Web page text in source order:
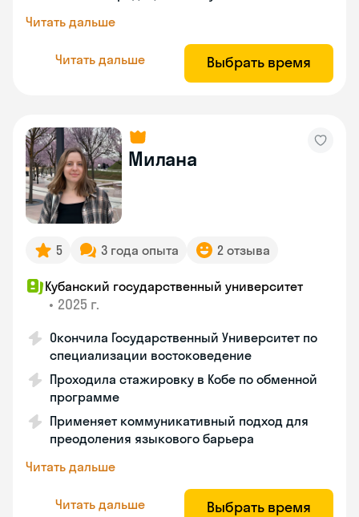
Читать дальше
Читать дальше Выбрать время
Милана
5 3 года опыта 2 отзыва
Кубанский государственный университет
• 2025 г.
Окончила Государственный Университет по
специализации востоковедение
Проходила стажировку в Кобе по обменной
программе
Применяет коммуникативный подход для
преодоления языкового барьера
Читать дальше
Читать дальше Выбрать время